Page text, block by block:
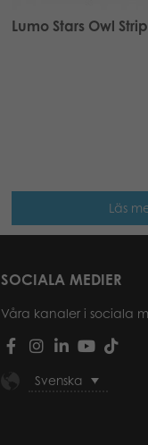
Lumo Stars Owl
Läs
SOCIALA MEDIER
Våra kanaler i sociala
Svenska